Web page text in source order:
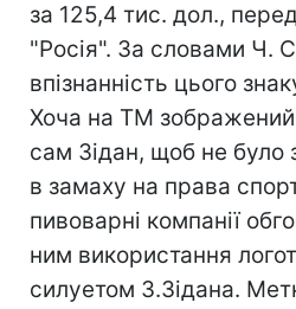
за 125,4 тис. дол.,
"Росія". За словами Ч.
впізнанність цього
Хоча на ТМ зображений
сам Зідан, щоб не було
в замаху на права
пивоварні компанії
ним використання
силуетом З.Зідана.